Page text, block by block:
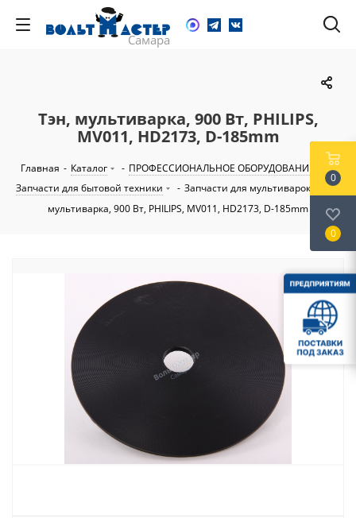
Тэн, мультиварка, 900 Вт, PHILIPS,
MV011, HD2173, D-185mm
Главная - Каталог - ПРОФЕССИОНАЛЬНОЕ ОБОРУДОВАНИЕ
-
Запчасти для бытовой техники
- Запчасти для мультиварок
Тэн,
мультиварка, 900 Вт, PHILIPS, MV011, HD2173, D-185mm
0
0